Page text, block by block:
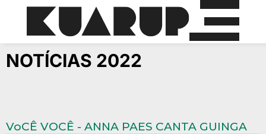
NOTÍCIAS 2022
VoCÊ VOCÊ - ANNA PAES CANTA GUINGA